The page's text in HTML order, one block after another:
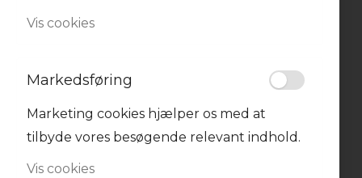
Vis cookies
Markedsføring
Marketing cookies hjælper os med at
tilbyde vores besøgende relevant indhold.
Vis cookies